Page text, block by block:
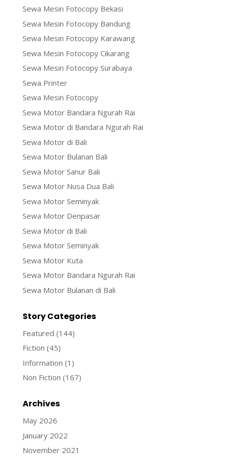
Sewa Mesin Fotocopy Bekasi
Sewa Mesin Fotocopy Bandung
Sewa Mesin Fotocopy Karawang
Sewa Mesin Fotocopy Cikarang
Sewa Mesin Fotocopy Surabaya
Sewa Printer
Sewa Mesin Fotocopy
Sewa Motor Bandara Ngurah Rai
Sewa Motor di Bandara Ngurah Rai
Sewa Motor di Bali
Sewa Motor Bulanan Bali
Sewa Motor Sanur Bali
Sewa Motor Nusa Dua Bali
Sewa Motor Seminyak
Sewa Motor Denpasar
Sewa Motor di Bali
Sewa Motor Seminyak
Sewa Motor Kuta
Sewa Motor Bandara Ngurah Rai
Sewa Motor Bulanan di Bali
Story Categories
Featured (144)
Fiction (45)
Information (1)
Non Fiction (167)
Archives
May 2026
January 2022
November 2021